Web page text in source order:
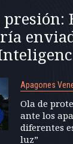
Apagones
Ola de
ante los
diferentes
luz”